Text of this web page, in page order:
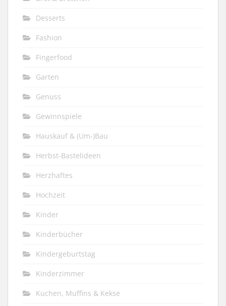
Desserts
Fashion
Fingerfood
Garten
Genuss
Gewinnspiele
Hauskauf & (Um-)Bau
Herbst-Bastelideen
Herzhaftes
Hochzeit
Kinder
Kinderbücher
Kindergeburtstag
Kinderzimmer
Kuchen, Muffins & Kekse